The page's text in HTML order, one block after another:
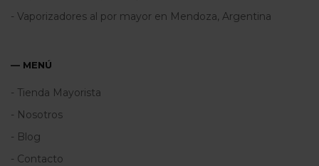
- Vaporizadores al por mayor en Mendoza, Argentina
— MENÚ
- Tienda Mayorista
- Nosotros
- Blog
- Contacto